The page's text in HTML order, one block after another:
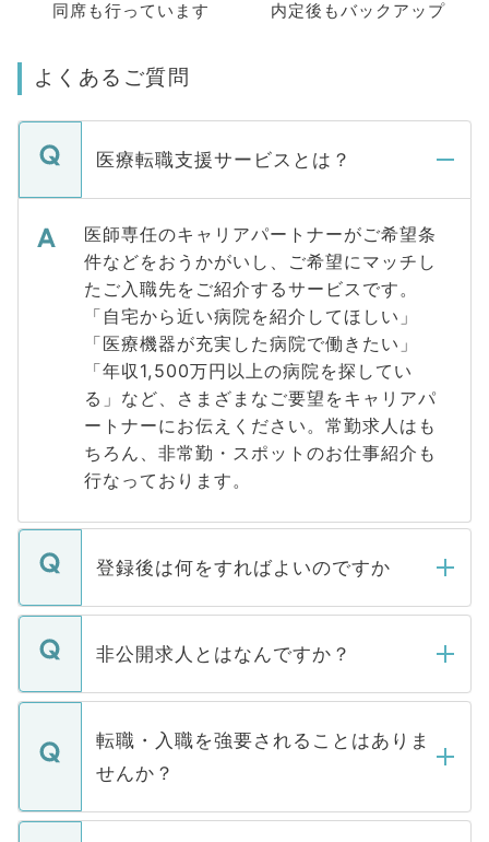
同席も行っています
内定後もバックアップ
よくあるご質問
医療転職支援サービスとは？
医師専任のキャリアパートナーがご希望条
件などをおうかがいし、ご希望にマッチし
たご入職先をご紹介するサービスです。
「自宅から近い病院を紹介してほしい」
「医療機器が充実した病院で働きたい」
「年収1,500万円以上の病院を探してい
る」など、さまざまなご要望をキャリアパ
ートナーにお伝えください。常勤求人はも
ちろん、非常勤・スポットのお仕事紹介も
行なっております。
登録後は何をすればよいのですか
ご登録いただきましたら、弊社担当者がご
登録内容を確認し、その後メールもしくは
ます。通常、5営業日以内にはご連絡をせて
いただきますので、しばらくお待ちくださ
非公開求人とはなんですか？
マイナビDOCTORで取り扱っている求人の
うち約3割は、Webサイトからご覧いただ
けない「非公開求人」です。非公開求人は
下記の理由によって、一般には公開してい
ません。
転職・入職を強要されることはありま
せんか？
転職・入職を強要することは一切ありませ